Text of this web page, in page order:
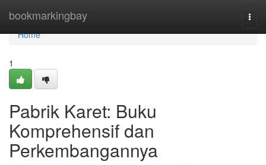
bookmarkingbay
Home
Home
1
Pabrik Karet: Buku
Komprehensif dan
Perkembangannya